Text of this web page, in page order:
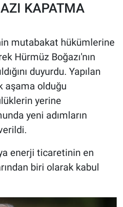
KAPATMA
mutabakat hükümlerine
Hürmüz Boğazı'nın
duyurdu. Yapılan
aşama olduğu
yerine
yeni adımların
enerji ticaretinin en
biri olarak kabul